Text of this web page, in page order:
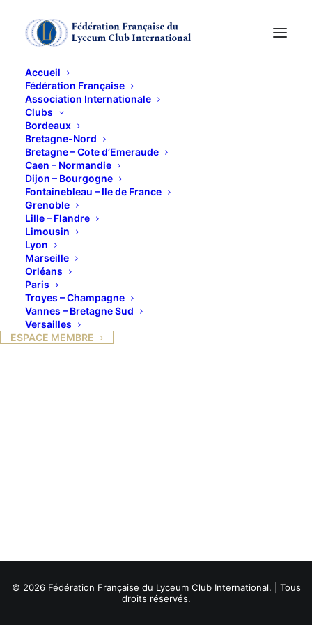
Accueil
Fédération Française
Association Internationale
Clubs
Bordeaux
Bretagne-Nord
Bretagne – Cote d’Emeraude
Caen – Normandie
Dijon – Bourgogne
Fontainebleau – Ile de France
Grenoble
Lille – Flandre
Limousin
Lyon
Marseille
Orléans
Paris
Troyes – Champagne
Vannes – Bretagne Sud
Versailles
ESPACE MEMBRE
CERCLE DE LECTURE
20 MARS 2012
Responsable : Jocelyne Lavardac
© 2026 Fédération Française du Lyceum Club International. | Tous
droits réservés.